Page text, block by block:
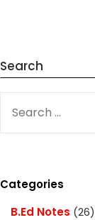
Search
FOR:
Categories
B.Ed Notes (26)